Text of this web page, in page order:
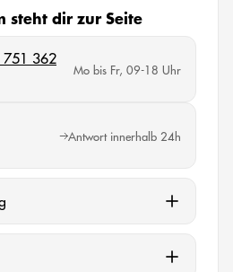
steht dir zur Seite
362
Mo bis Fr, 09-18 Uhr
Antwort innerhalb 24h